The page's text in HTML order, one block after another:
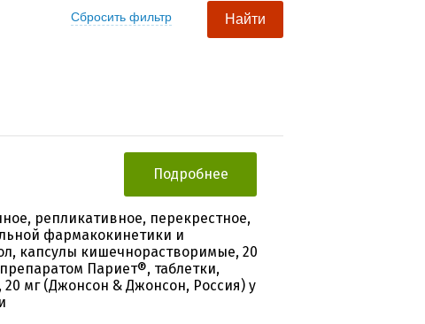
Подробнее
репликативное, перекрестное,
фармакокинетики и
капсулы кишечнорастворимые, 20
Париет®, таблетки,
мг (Джонсон & Джонсон, Россия) у